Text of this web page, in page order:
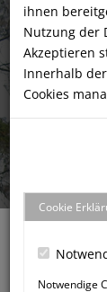
ihnen
Nutzung der
Akzeptieren
Innerhalb der
Cookies
Cookie
Notwendige